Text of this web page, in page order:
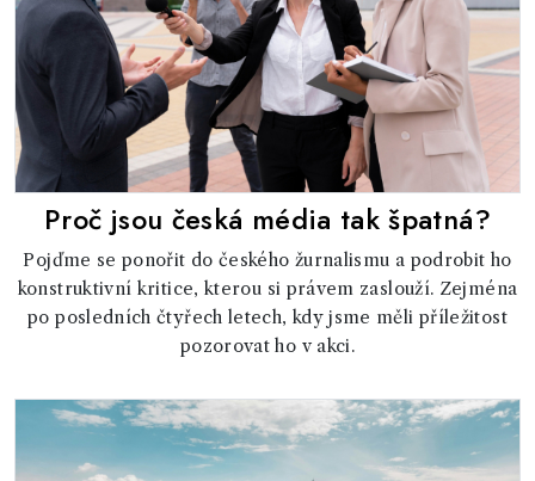
Proč jsou česká média tak špatná?
Pojďme se ponořit do českého žurnalismu a podrobit ho
konstruktivní kritice, kterou si právem zaslouží. Zejména
po posledních čtyřech letech, kdy jsme měli příležitost
pozorovat ho v akci.